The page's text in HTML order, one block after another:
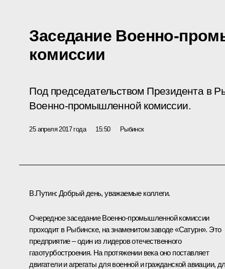
Заседание Военно-
комиссии
Под председательством Президента в
Военно-промышленной комиссии.
25 апреля 2017 года 15:50 Рыбинск
В.Путин: Добрый день, уважаемые коллеги.
Очередное заседание Военно-промышленной комиссии
проходит в Рыбинске, на знаменитом заводе «Сатурн». Это
предприятие – один из лидеров отечественного
газотурбостроения. На протяжении века оно поставляет
двигатели и агрегаты для военной и гражданской авиации,